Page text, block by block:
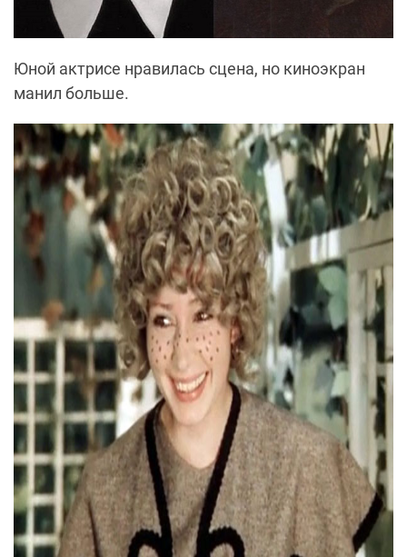
Юной актрисе нравилась сцена, но киноэкран
манил больше.